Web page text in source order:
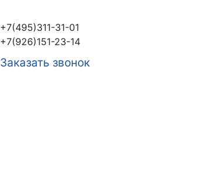
+7(495)311-31-01
+7(926)151-23-14
Заказать звонок